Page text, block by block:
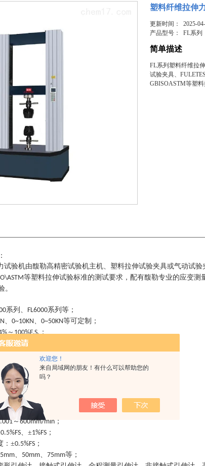
欢迎您！
来自局域网的朋友！有什么可以帮助您的
吗？
塑料纤维拉伸
更新时间： 2025-
产品型号：FL系列
简单描述
FL系列塑料纤维拉
试验夹具、
GBISOASTM等塑
试验机由馥勒高精密试验机主机、塑料拉伸试验夹具或气动试验
等塑料拉伸试验标准的测试要求，配有馥勒专业的应变
。
系列、 FL6000系列等；
、 0~10KN、 0~50KN等可定制；
～100%F.S.；
；
，可定制高速拉伸；
、1200、 1400mm等可定制；
～5%FS/s
；
0.5%FS、±
～5%FS/s
0.5%FS、±2%FS
～600mm/min ；
0.5%FS、±1%FS ；
：±0.5%FS ；
、 50mm、 75mm等；